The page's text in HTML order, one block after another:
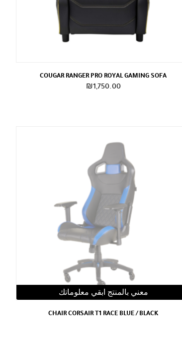
COUGAR RANGER PRO ROYAL GAMING SOFA
₪1,750.00
معني بالمنتج ابقي معلوماتك
CHAIR CORSAIR T1 RACE BLUE / BLACK